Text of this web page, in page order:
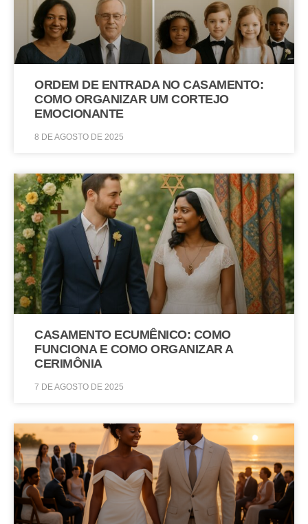
ORDEM DE ENTRADA NO CASAMENTO:
COMO ORGANIZAR UM CORTEJO
EMOCIONANTE
8 DE AGOSTO DE 2025
CASAMENTO ECUMÊNICO: COMO
FUNCIONA E COMO ORGANIZAR A
CERIMÔNIA
7 DE AGOSTO DE 2025